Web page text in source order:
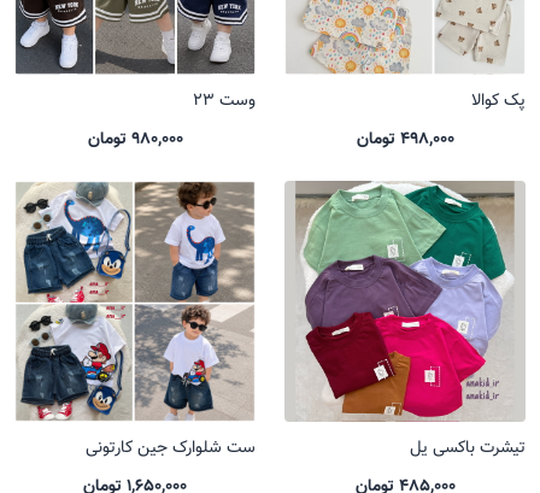
پک کوالا
498,000 تومان
وست 23
980,000 تومان
تیشرت باکسی یل
485,000 تومان
ست شلوارک جین کارتونی
1,650,000 تومان